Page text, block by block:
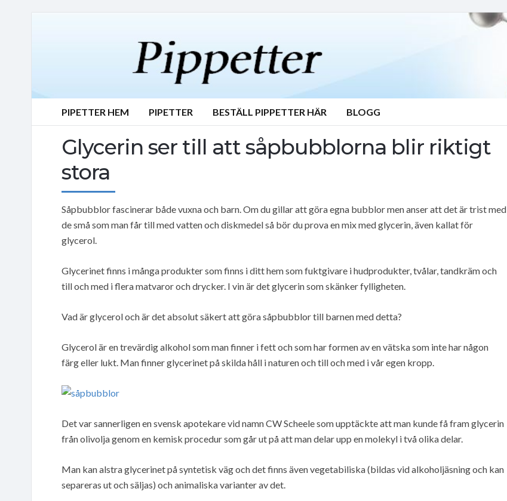
PIPETTER HEM PIPETTER BESTÄLL PIPPETTER HÄR BLOGG
Glycerin ser till att såpbubblorna blir riktigt
stora
Såpbubblor fascinerar både vuxna och barn. Om du gillar att göra egna bubblor men anser att det är trist med
de små som man får till med vatten och diskmedel så bör du prova en mix med glycerin, även kallat för
glycerol.
Glycerinet finns i många produkter som finns i ditt hem som fuktgivare i hudprodukter, tvålar, tandkräm och
till och med i flera matvaror och drycker. I vin är det glycerin som skänker fylligheten.
Vad är glycerol och är det absolut säkert att göra såpbubblor till barnen med detta?
Glycerol är en trevärdig alkohol som man finner i fett och som har formen av en vätska som inte har någon
färg eller lukt. Man finner glycerinet på skilda håll i naturen och till och med i vår egen kropp.
Det var sannerligen en svensk apotekare vid namn CW Scheele som upptäckte att man kunde få fram glycerin
från olivolja genom en kemisk procedur som går ut på att man delar upp en molekyl i två olika delar.
Man kan alstra glycerinet på syntetisk väg och det finns även vegetabiliska (bildas vid alkoholjäsning och kan
separeras ut och säljas) och animaliska varianter av det.